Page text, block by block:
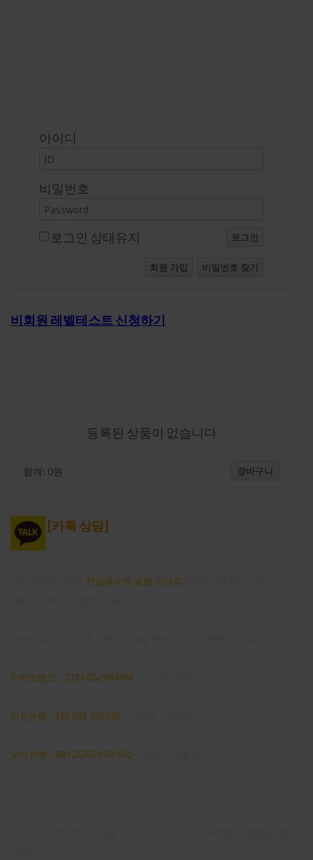
아이디
비밀번호
로그인 상태유지 로그인
회원 가입 비밀번호 찾기
비회원 레벨테스트 신청하기
등록된 상품이 없습니다
합계: 0원 장바구니
[카톡 상담]
현금영수증 발행 가맹점
카카오뱅크 : 3333-03-2064496
신한은행 : 110 081 266338
우리은행 : 590 257074 02 001